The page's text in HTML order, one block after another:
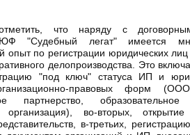
что наряду с
ЮФ "Судебный легат" имеется
опыт по регистрации юридических
делопроизводства. Это
"под ключ" статуса ИП и
правовых форм
партнерство, образовательное
организация), во-вторых,
в-третьих,